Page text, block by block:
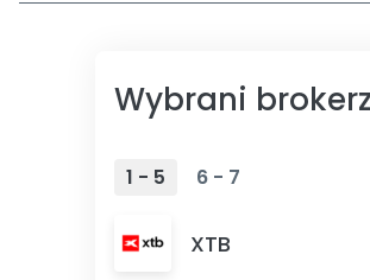
Wybrani
1 - 5 6 - 7
XTB